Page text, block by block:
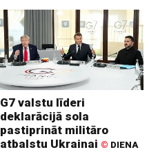
G7 valstu līderi
deklarācijā sola
pastiprināt militāro
atbalstu Ukrainai © DIENA